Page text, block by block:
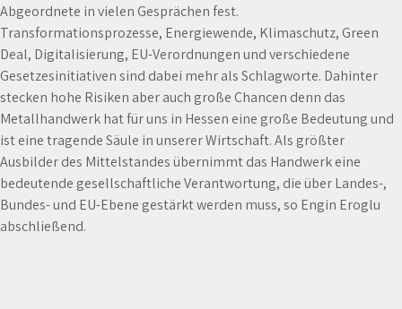
Abgeordnete in vielen Gesprächen fest.
Transformationsprozesse, Energiewende, Klimaschutz, Green
Deal, Digitalisierung, EU-Verordnungen und verschiedene
Gesetzesinitiativen sind dabei mehr als Schlagworte. Dahinter
stecken hohe Risiken aber auch große Chancen denn das
Metallhandwerk hat für uns in Hessen eine große Bedeutung und
ist eine tragende Säule in unserer Wirtschaft. Als größter
Ausbilder des Mittelstandes übernimmt das Handwerk eine
bedeutende gesellschaftliche Verantwortung, die über Landes-,
Bundes- und EU-Ebene gestärkt werden muss, so Engin Eroglu
abschließend.